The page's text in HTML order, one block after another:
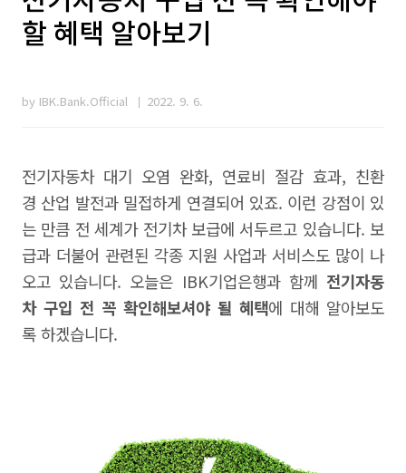
할 혜택 알아보기
by IBK.Bank.Official 2022. 9. 6.
전기자동차 대기 오염 완화, 연료비 절감 효과, 친환
경 산업 발전과 밀접하게 연결되어 있죠. 이런 강점이 있
는 만큼 전 세계가 전기차 보급에 서두르고 있습니다. 보
급과 더불어 관련된 각종 지원 사업과 서비스도 많이 나
오고 있습니다. 오늘은 IBK기업은행과 함께 전기자동
차 구입 전 꼭 확인해보셔야 될 혜택에 대해 알아보도
록 하겠습니다.